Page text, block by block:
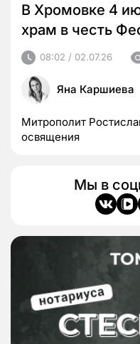
В Хромовке 4
храм в честь
08:02 / 02.07.26
Яна Каршиева
Митрополит
освящения
Мы в